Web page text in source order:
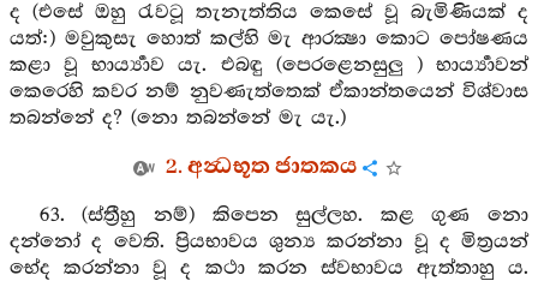
ද (එසේ ඔහු රැවටූ තැනැත්තිය කෙසේ වූ බැමිණියක් ද
යත්:) මවුකුසැ හොත් කල්හි මැ ආරක්‍ෂා කොට පෝෂණය
කළා වූ භාර්‍ය්‍යාව යැ. එබඳු (පෙරළෙනසුලු ) භාර්‍ය්‍යාවන්
කෙරෙහි කවර නම් නුවණැත්තෙක් ඒකාන්තයෙන් විශ්වාස
තබන්නේ ද? (නො තබන්නේ මැ යැ.)
2. අන්‍ධභූත ජාතකය
63. (ස්ත්‍රීහු නම්) කිපෙන සුල්ලහ. කළ ගුණ නො
දන්නෝ ද වෙති. ප්‍රියභාවය ශුන්‍ය කරන්නා වූ ද මිත්‍රයන්
භේද කරන්නා වූ ද කථා කරන ස්වභාවය ඇත්තාහු ය.